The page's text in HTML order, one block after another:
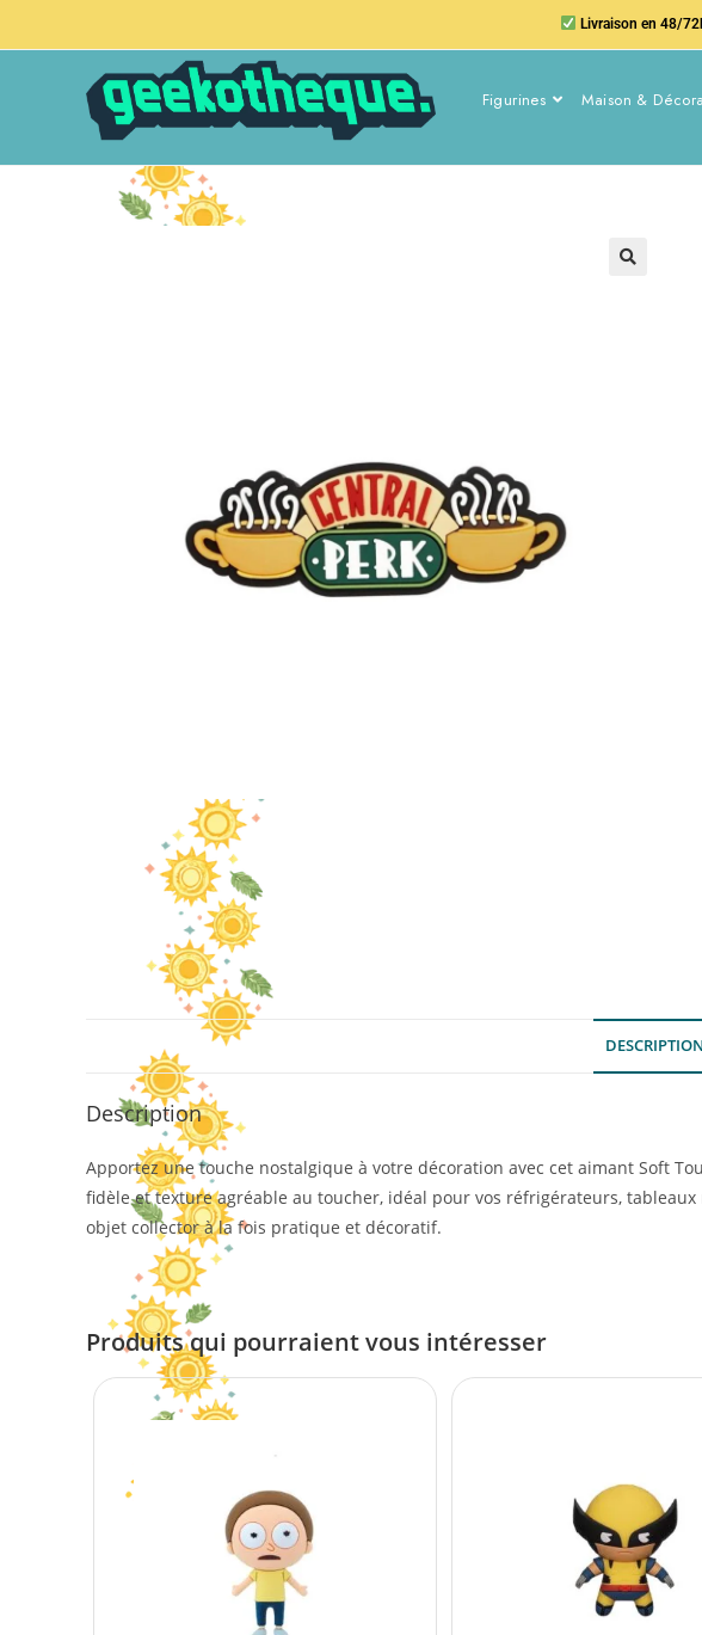
Livraison en 48/
Figurines Maison &
DESCRIPTION
Description
Apportez une touche nostalgique à votre décoration avec cet aimant Soft
fidèle et texture agréable au toucher, idéal pour vos réfrigérateurs,
objet collector à la fois pratique et décoratif.
Produits qui pourraient vous intéresser